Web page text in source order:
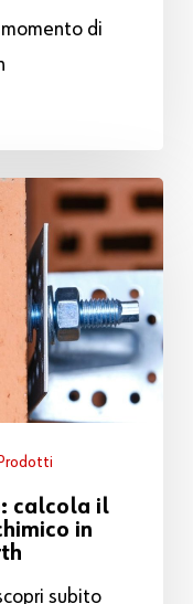
di
Prodotti
calcola il
in
subito